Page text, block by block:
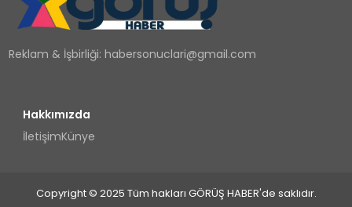
TEKNOLOJI
YAŞAM
Reklam & İşbirliği:habersonuclari@gmail.com
Hakkımızda
İletişimKünye
Copyright © 2025 Tüm hakları GÖRÜŞ HABER'de saklıdır.